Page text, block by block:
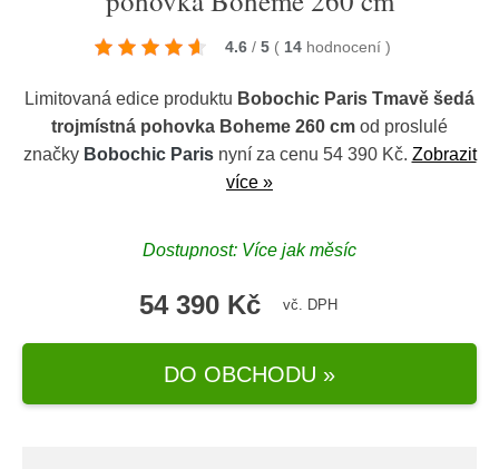
4.6 / 5 ( 14 hodnocení )
Limitovaná edice produktu Bobochic Paris Tmavě šedá
trojmístná pohovka Boheme 260 cm od proslulé
značky Bobochic Parisnyní za cenu 54 390 Kč. Zobrazit
více »
Dostupnost: Více jak měsíc
54 390 Kč vč. DPH
DO OBCHODU »